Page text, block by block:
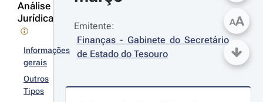
Análise
Jurídica
Informações
gerais
Outros
Tipos
Emitente:
Finanças - Gabinete do Secretário
de Estado do Tesouro
AA